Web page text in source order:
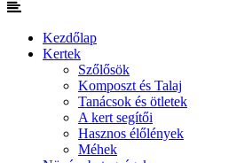
Kezdőlap
Kertek
Szőlősök
Komposzt és Talaj
Tanácsok és ötletek
A kert segítői
Hasznos élőlények
Méhek